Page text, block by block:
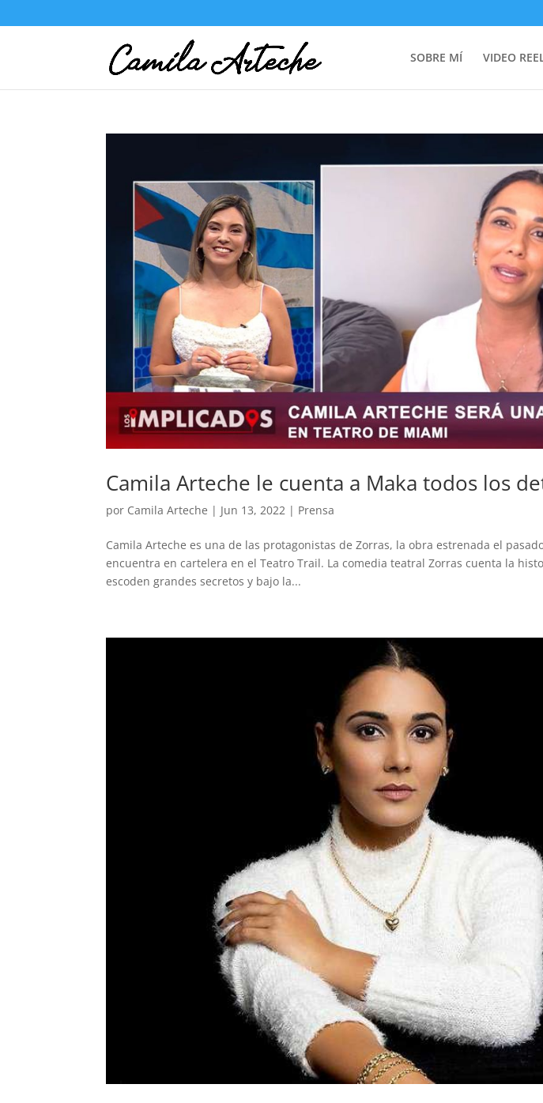
SOBRE MÍ VIDEO
Camila Arteche le cuenta a Maka todos los
por Camila Arteche | Jun 13, 2022 | Prensa
Camila Arteche es una de las protagonistas de Zorras, la obra estrenada el
encuentra en cartelera en el Teatro Trail. La comedia teatral Zorras cuenta la
escoden grandes secretos y bajo la...